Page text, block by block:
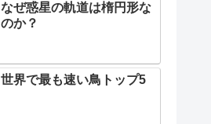
なぜ惑星の軌道は楕円形な
のか？
世界で最も速い鳥トップ5